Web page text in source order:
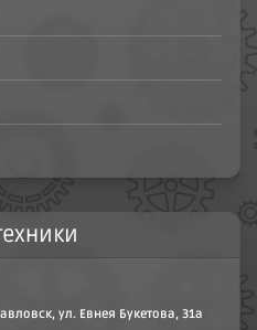
ул. Евнея Букетова, 31а